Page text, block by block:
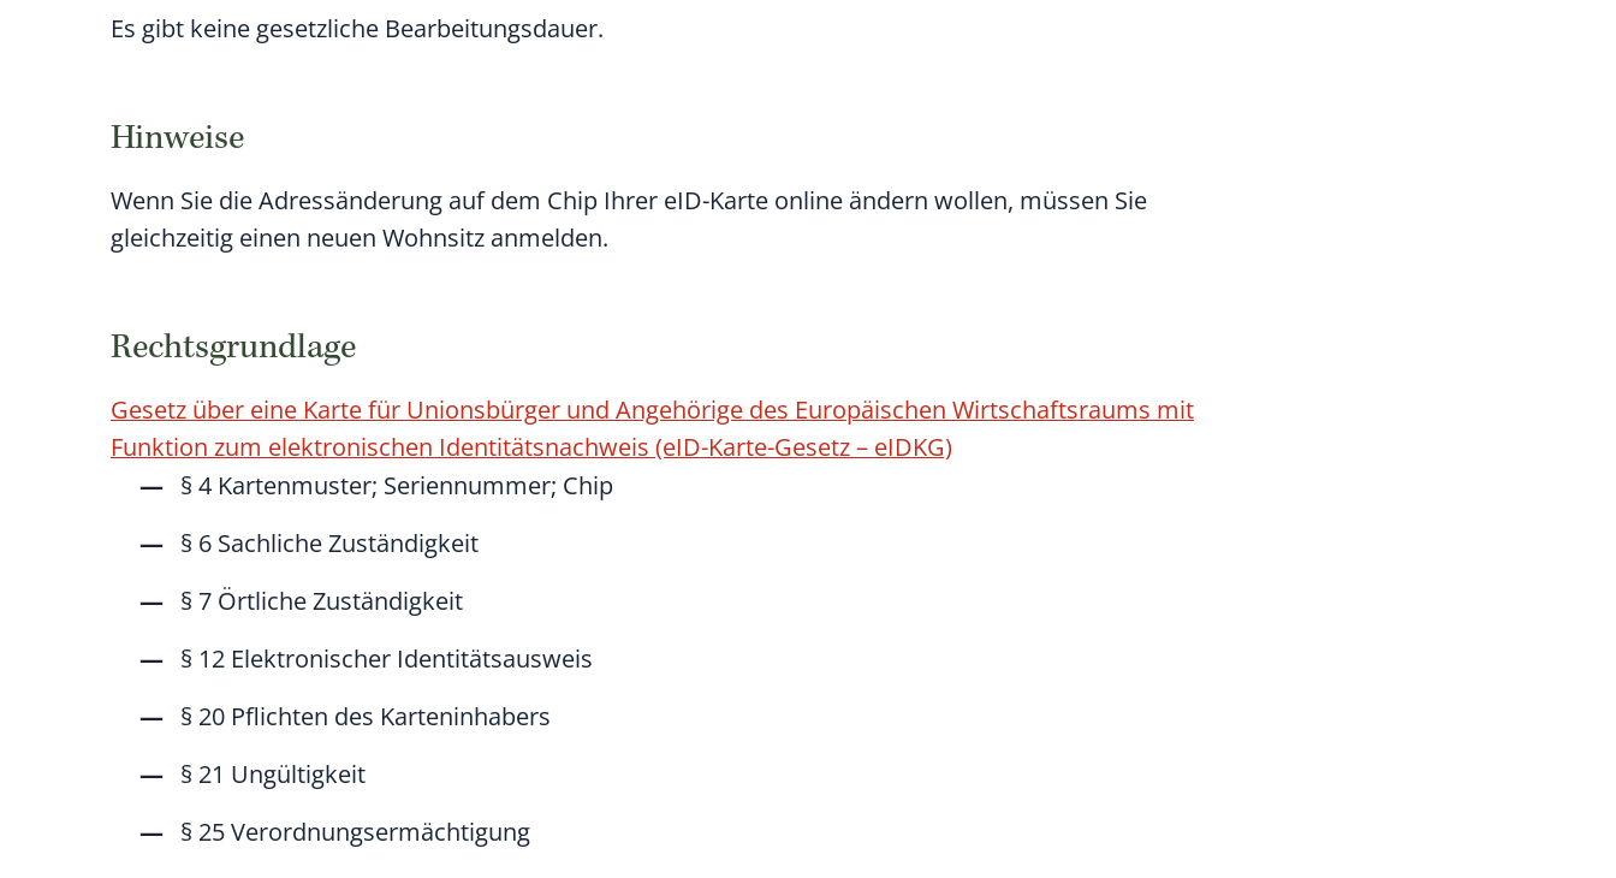
Es gibt keine gesetzliche Bearbeitungsdauer.
Hinweise
Wenn Sie die Adressänderung auf dem Chip Ihrer eID-Karte online ändern wollen, müssen Sie
gleichzeitig einen neuen Wohnsitz anmelden.
Rechtsgrundlage
Gesetz über eine Karte für Unionsbürger und Angehörige des Europäischen Wirtschaftsraums mit
Funktion zum elektronischen Identitätsnachweis (eID-Karte-Gesetz – eIDKG)
§ 4 Kartenmuster; Seriennummer; Chip
§ 6 Sachliche Zuständigkeit
§ 7 Örtliche Zuständigkeit
§ 12 Elektronischer Identitätsausweis
§ 20 Pflichten des Karteninhabers
§ 21 Ungültigkeit
§ 25 Verordnungsermächtigung